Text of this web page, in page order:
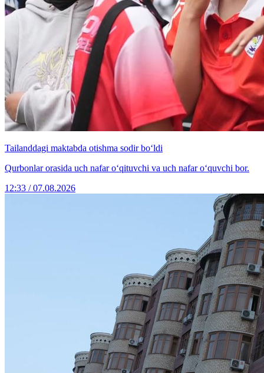
Tailanddagi maktabda otishma sodir bo‘ldi
Qurbonlar orasida uch nafar o‘qituvchi va uch nafar o‘quvchi bor.
12:33 / 07.08.2026